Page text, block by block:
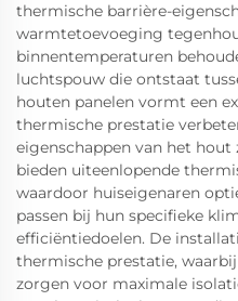
thermische barrière-
warmtetoevoeging
binnentemperaturen
luchtspouw die ontstaat
houten panelen vormt een
thermische prestatie
eigenschappen van het
bieden uiteenlopende
waardoor huiseigenaren
passen bij hun specifieke
efficiëntiedoelen. De
thermische prestatie,
zorgen voor maximale